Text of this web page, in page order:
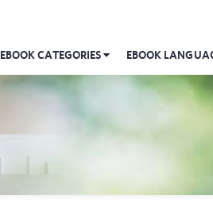
EBOOK CATEGORIES EBOOK